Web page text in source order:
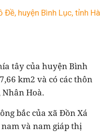
huyện Bình Lục, tỉnh Hà
tây của huyện Bình
km2 và có các thôn
Hoà.
bắc của xã Đồn Xá
và nam giáp thị